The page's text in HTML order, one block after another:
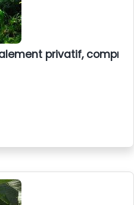
privatif,